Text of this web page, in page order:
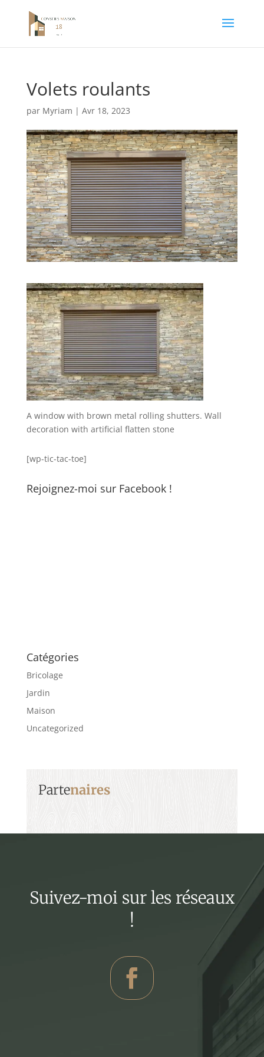
Volets roulants
par Myriam | Avr 18, 2023
A window with brown metal rolling shutters. Wall
decoration with artificial flatten stone
[wp-tic-tac-toe]
Rejoignez-moi sur Facebook !
Catégories
Bricolage
Jardin
Maison
Uncategorized
Partenaires
Suivez-moi sur les réseaux
!